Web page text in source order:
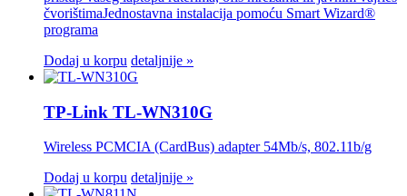
čvorištimaJednostavna instalacija pomoću Smart Wizard®
programa
Dodaj u korpu detaljnije »
TP-Link TL-WN310G
Wireless PCMCIA (CardBus) adapter 54Mb/s, 802.11b/g
Dodaj u korpu detaljnije »